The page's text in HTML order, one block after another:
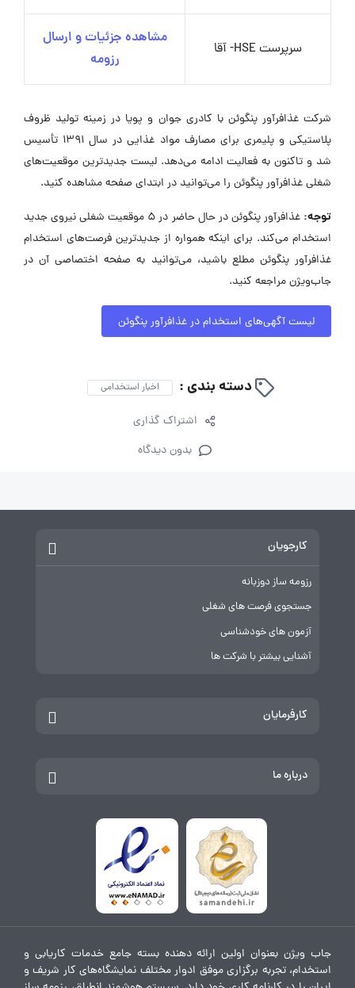
سرپرست HSE- آقا
مشاهده جزئیات و ارسال
رزومه
شرکت غذافرآور پنگوئن با کادری جوان و پویا در زمینه تولید ظروف
پلاستیکی و پلیمری برای مصارف مواد غذایی در سال ۱۳۹۱ تأسیس
شد و تاکنون به فعالیت ادامه می‌دهد. لیست جدیدترین موقعیت‌های
شغلی غذافرآور پنگوئن را می‌توانید در ابتدای صفحه مشاهده کنید.
توجه:
غذافرآور پنگوئن در حال حاضر در ۵ موقعیت شغلی نیروی جدید
استخدام می‌کند. برای اینکه همواره از جدیدترین فرصت‌های استخدام
غذافرآور پنگوئن مطلع باشید، می‌توانید به صفحه اختصاصی آن در
جاب‌ویژن مراجعه کنید.
لیست آگهی‌های استخدام در غذافرآور پنگوئن
دسته بندی : اخبار استخدامی
اشتراک گذاری
بدون دیدگاه
کارجویان
رزومه ساز دوزبانه
جستجوی فرصت های شغلی
آزمون های خودشناسی
آشنایی بیشتر با شرکت ها
کارفرمایان
درباره ما
جاب ویژن بعنوان اولین ارائه دهنده بسته جامع خدمات کاریابی و
استخدام، تجربه برگزاری موفق ادوار مختلف نمایشگاه‌های کار شریف و